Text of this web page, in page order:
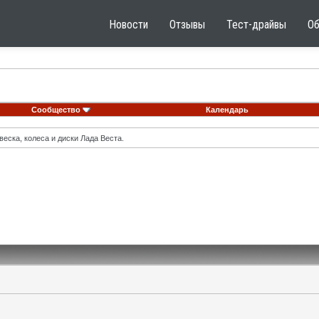
Новости Отзывы Тест-драйвы
Сообщество Календарь
колеса и диски Лада Веста.